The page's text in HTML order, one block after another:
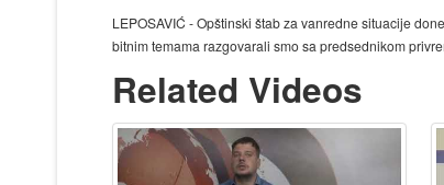
LEPOSAVIĆ - Opštinski štab za vanredne situacije
bitnim temama razgovarali smo sa predsednikom
Related Videos